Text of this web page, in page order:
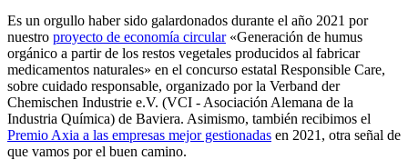
Es un orgullo haber sido galardonados durante el año 2021 por
nuestro proyecto de economía circular«Generación de humus
orgánico a partir de los restos vegetales producidos al fabricar
medicamentos naturales» en el concurso estatal Responsible Care,
sobre cuidado responsable, organizado por la Verband der
Chemischen Industrie e.V. (VCI - Asociación Alemana de la
Industria Química) de Baviera. Asimismo, también recibimos el
Premio Axia a las empresas mejor gestionadas en 2021, otra señal de
que vamos por el buen camino.